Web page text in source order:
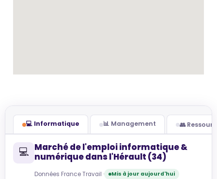
💻 Informatique 📊 Management 👥
💻 Marché de l'emploi informatique &
numérique dans l'Hérault (34)
Données France Travail · Mis à jour aujourd'hui